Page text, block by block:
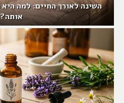
השינה לאורך החיים: למה
אותה?